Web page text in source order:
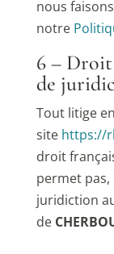
nous
notre
6 –
de
Tout litige
site https://
droit
permet
juridiction
de